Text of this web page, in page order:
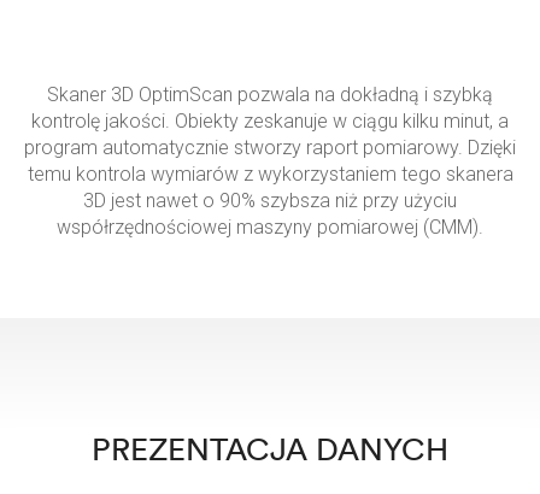
Skaner 3D OptimScan pozwala na dokładną i szybką
kontrolę jakości. Obiekty zeskanuje w ciągu kilku minut, a
program automatycznie stworzy raport pomiarowy. Dzięki
temu kontrola wymiarów z wykorzystaniem tego skanera
3D jest nawet o 90% szybsza niż przy użyciu
współrzędnościowej maszyny pomiarowej (CMM).
PREZENTACJA DANYCH